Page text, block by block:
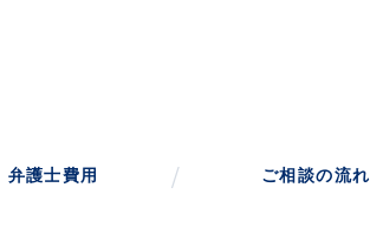
弁護士費用 ご相談の流れ